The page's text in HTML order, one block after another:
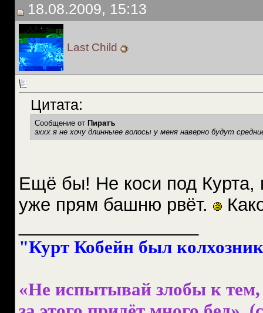
18.08.2009, 15:13
Last Child
Цитата:
Сообщение от Пиратъ
эххх я не хочу длинныее волосы у меня наверно будут
Ещё бы! Не коси под Курта,
уже прям башню рвёт.
"Курт Кобейн был
«Не испытывай злобы к тем,